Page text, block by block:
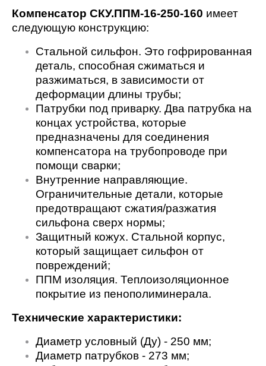
Компенсатор СКУ.ППМ-16-250-160 имеет
следующую конструкцию:
Стальной сильфон. Это гофрированная
деталь, способная сжиматься и
разжиматься, в зависимости от
деформации длины трубы;
Патрубки под приварку. Два патрубка на
концах устройства, которые
предназначены для соединения
компенсатора на трубопроводе при
помощи сварки;
Внутренние направляющие.
Ограничительные детали, которые
предотвращают сжатия/разжатия
сильфона сверх нормы;
Защитный кожух. Стальной корпус,
который защищает сильфон от
повреждений;
ППМ изоляция. Теплоизоляционное
покрытие из пенополиминерала.
Технические характеристики:
Диаметр условный (Ду) - 250 мм;
Диаметр патрубков - 273 мм;